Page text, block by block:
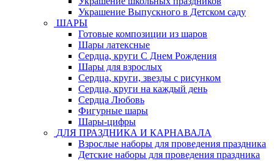
Украшение Выпускного в Детском саду
ШАРЫ
Готовые композиции из шаров
Шары латексные
Сердца, круги С Днем Рождения
Шары для взрослых
Сердца, круги, звезды с рисунком
Сердца, круги на каждый день
Сердца Любовь
Фигурные шары
Шары-цифры
ДЛЯ ПРАЗДНИКА И КАРНАВАЛА
Взрослые наборы для проведения праздника
Детские наборы для проведения праздника